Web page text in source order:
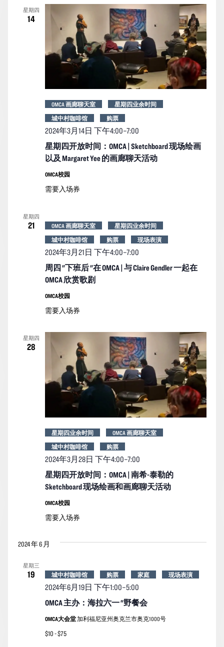
星期四
14
星期四开放时间：OMCA | Sketchboard 现场绘画
以及 Margaret Yee 的画廊聊天活动
2024年3月14日 下午4:00–7:00
OMCA 画廊聊天室
星期四业余时间
城中村咖啡馆
购票
OMCA校园
需要入场券
星期四
21
周四 "下班后 "在 OMCA | 与 Claire Gendler 一起在
OMCA 欣赏歌剧
2024年3月21日 下午4:00–7:00
OMCA 画廊聊天室
星期四业余时间
城中村咖啡馆
购票 现场表演
OMCA校园
需要入场券
星期四
28
星期四开放时间：OMCA | 南希-泰勒的
Sketchboard 现场绘画和画廊聊天活动
2024年3月28日 下午4:00–7:00
星期四业余时间
OMCA 画廊聊天室
城中村咖啡馆
购票
OMCA校园
需要入场券
2024 年 6 月
星期三
19
OMCA 主办：海拉六一 "野餐会
2024年6月19日 下午1:00–5:00
城中村咖啡馆 购票 家庭 现场表演
OMCA大会堂加利福尼亚州奥克兰市奥克1000号
$10 - $75